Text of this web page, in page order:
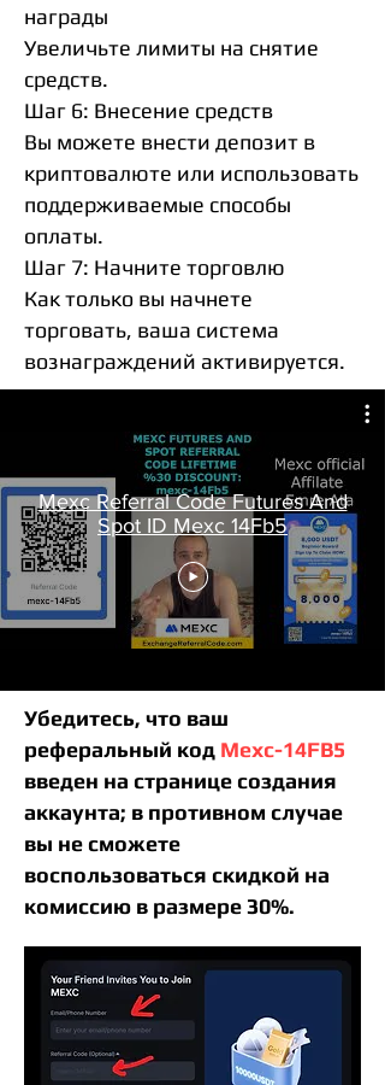
награды
Увеличьте лимиты на снятие
средств.
Шаг 6: Внесение средств
Вы можете внести депозит в
криптовалюте или использовать
поддерживаемые способы
оплаты.
Шаг 7: Начните торговлю
Как только вы начнете
торговать, ваша система
вознаграждений активируется.
Mexc Referral Code Futures And
Spot ID Mexc 14Fb5
Убедитесь, что ваш
реферальный код Mexc-14FB5
введен на странице создания
аккаунта; в противном случае
вы не сможете
воспользоваться скидкой на
комиссию в размере 30%.